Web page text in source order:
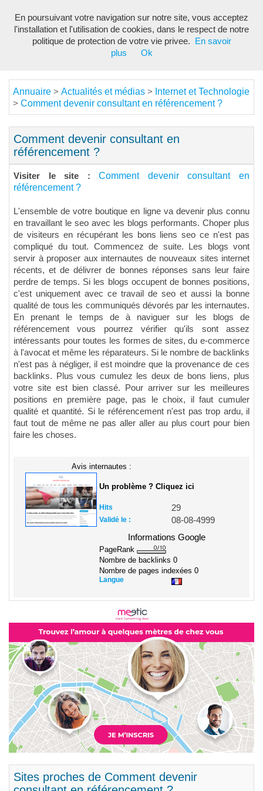
Annuaire > Actualités et médias > Internet et Technologie
> Comment devenir consultant en référencement ?
Comment devenir consultant en
référencement ?
Visiter le site :Comment devenir consultant en
référencement ?
L'ensemble de votre boutique en ligne va devenir plus connu
en travaillant le seo avec les blogs performants. Choper plus
de visiteurs en récupérant les bons liens seo ce n'est pas
compliqué du tout. Commencez de suite. Les blogs vont
servir à proposer aux internautes de nouveaux sites internet
récents, et de délivrer de bonnes réponses sans leur faire
perdre de temps. Si les blogs occupent de bonnes positions,
c'est uniquement avec ce travail de seo et aussi la bonne
qualité de tous les communiqués dévorés par les internautes.
En prenant le temps de à naviguer sur les blogs de
référencement vous pourrez vérifier qu'ils sont assez
intéressants pour toutes les formes de sites, du e-commerce
à l'avocat et même les réparateurs. Si le nombre de backlinks
n'est pas à négliger, il est moindre que la provenance de ces
backlinks. Plus vous cumulez les deux de bons liens, plus
votre site est bien classé. Pour arriver sur les meilleures
positions en première page, pas le choix, il faut cumuler
qualité et quantité. Si le référencement n'est pas trop ardu, il
faut tout de même ne pas aller aller au plus court pour bien
faire les choses.
Avis internautes :
Un problème ? Cliquez ici
Hits 29
Validé le :
08-08-4999
Informations Google
PageRank
Nombre de backlinks 0
Nombre de pages indexées 0
Langue
Sites proches de Comment devenir
En poursuivant votre navigation sur notre site, vous acceptez
l'installation et l'utilisation de cookies, dans le respect de notre
politique de protection de votre vie privee.
En savoir
plus
Ok